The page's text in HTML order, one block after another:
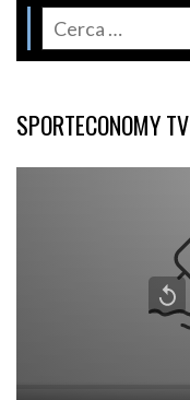
SPORTECONOMY TV